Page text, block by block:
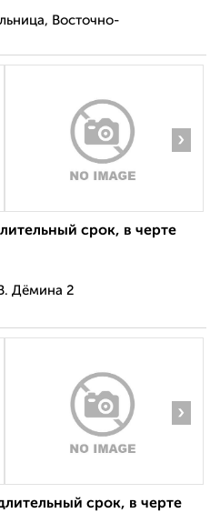
Восточно-
›
срок, в черте
Дёмина 2
›
срок, в черте